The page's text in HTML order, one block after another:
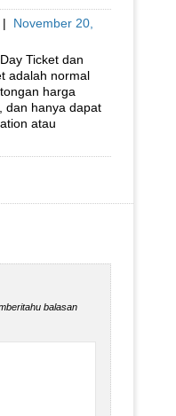
| November 20,
Ticket dan
adalah normal
harga
dan hanya dapat
atau
balasan